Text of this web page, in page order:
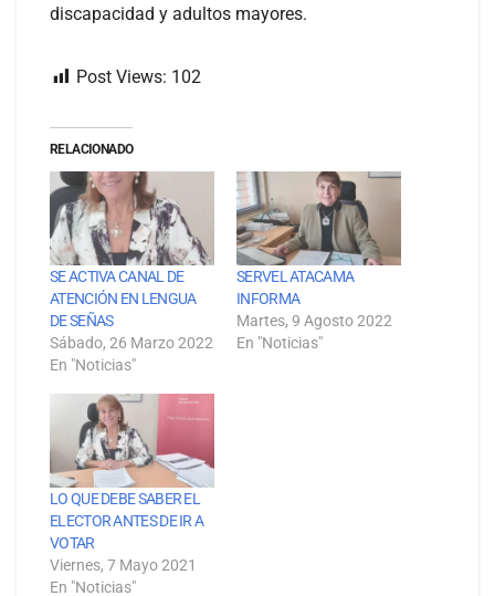
discapacidad y adultos mayores.
Post Views: 102
RELACIONADO
SE ACTIVA CANAL DE
ATENCIÓN EN LENGUA
DE SEÑAS
Sábado, 26 Marzo 2022
En "Noticias"
SERVEL ATACAMA
INFORMA
Martes, 9 Agosto 2022
En "Noticias"
LO QUE DEBE SABER EL
ELECTOR ANTES DE IR A
VOTAR
Viernes, 7 Mayo 2021
En "Noticias"